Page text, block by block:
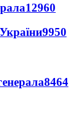
12960
9950
8464